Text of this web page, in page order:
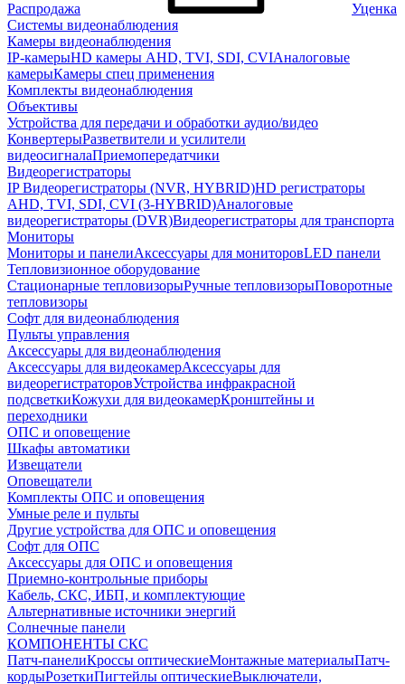
Распродажа
Уценка
Системы видеонаблюдения
Камеры видеонаблюдения
IP-камерыHD камеры AHD, TVI, SDI, CVIАналоговые
камерыКамеры спец применения
Комплекты видеонаблюдения
Объективы
Устройства для передачи и обработки аудио/видео
КонвертерыРазветвители и усилители
видеосигналаПриемопередатчики
Видеорегистраторы
IP Видеорегистраторы (NVR, HYBRID)HD регистраторы
AHD, TVI, SDI, CVI (3-HYBRID)Аналоговые
видеорегистраторы (DVR)Видеорегистраторы для транспорта
Мониторы
Мониторы и панелиАксессуары для мониторовLED панели
Тепловизионное оборудование
Стационарные тепловизорыРучные тепловизорыПоворотные
тепловизоры
Софт для видеонаблюдения
Пульты управления
Аксессуары для видеонаблюдения
Аксессуары для видеокамерАксессуары для
видеорегистраторовУстройства инфракрасной
подсветкиКожухи для видеокамерКронштейны и
переходники
ОПС и оповещение
Шкафы автоматики
Извещатели
Оповещатели
Комплекты ОПС и оповещения
Умные реле и пульты
Другие устройства для ОПС и оповещения
Софт для ОПС
Аксессуары для ОПС и оповещения
Приемно-контрольные приборы
Кабель, СКС, ИБП, и комплектующие
Альтернативные источники энергий
Солнечные панели
КОМПОНЕНТЫ СКС
Патч-панелиКроссы оптическиеМонтажные материалыПатч-
кордыРозеткиПигтейлы оптическиеВыключатели,